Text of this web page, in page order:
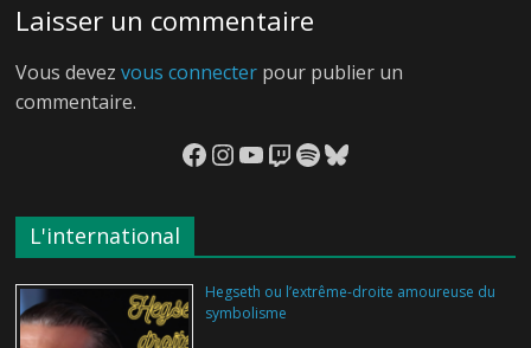
Laisser un commentaire
Vous devezvous connecter pour publier un
commentaire.
Facebook
Instagram
YouTube
Twitch
Spotify
Bluesky
L'international
Hegseth ou l’extrême-droite amoureuse du
symbolisme